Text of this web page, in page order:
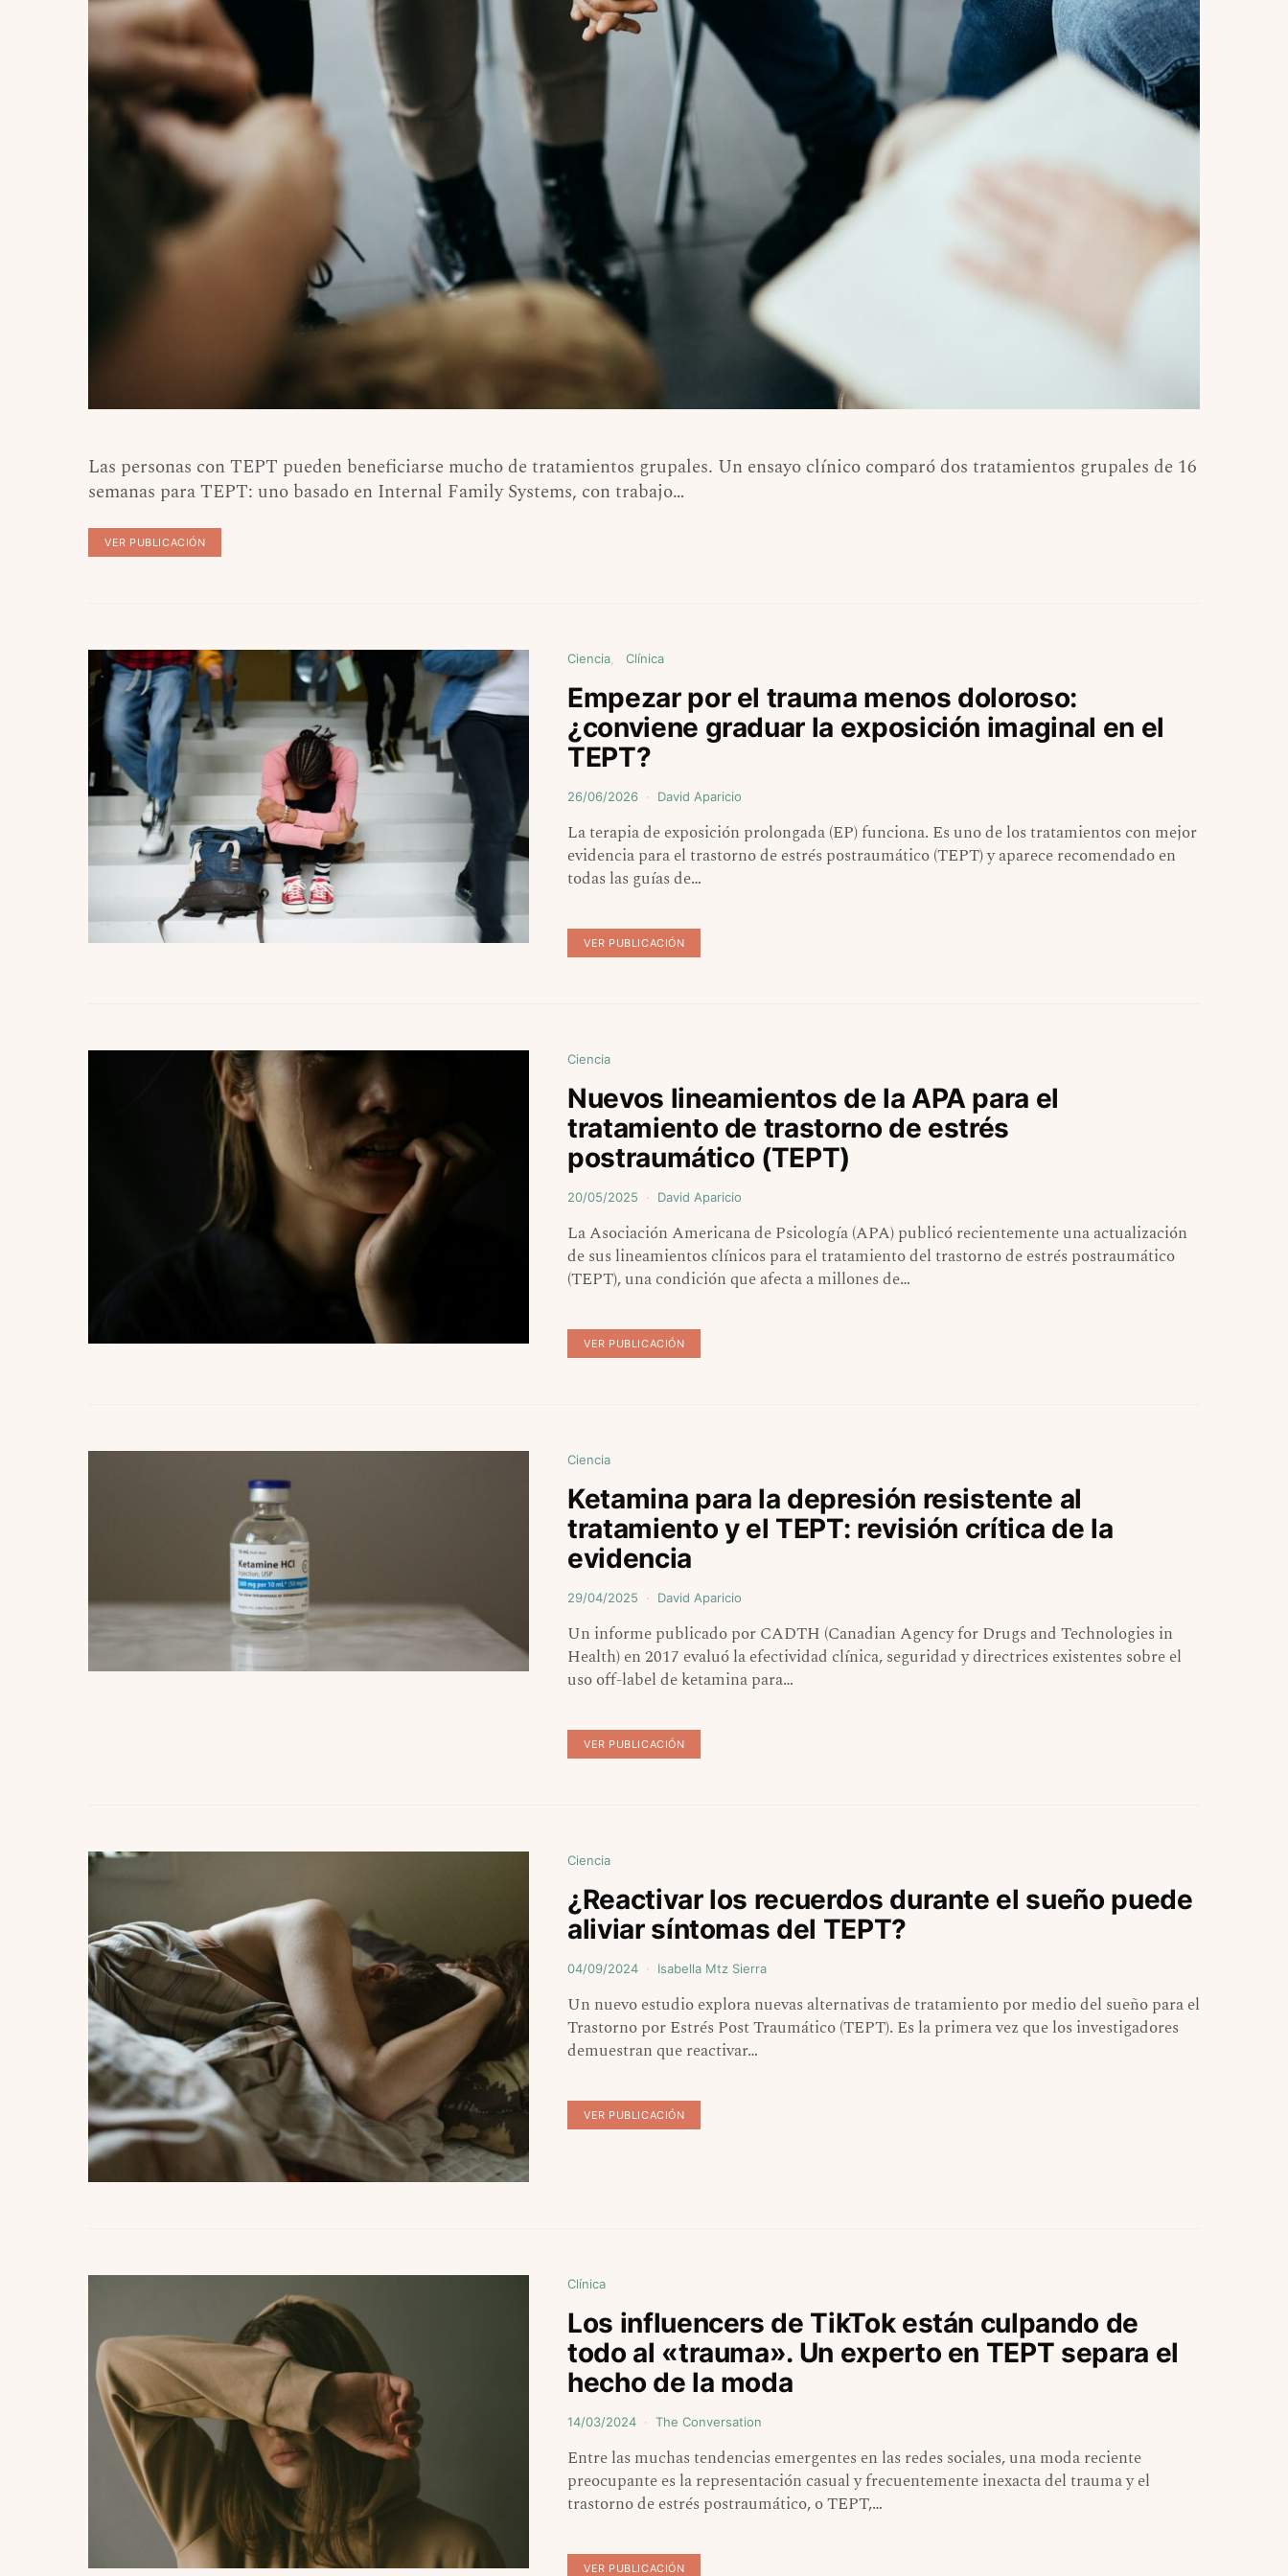
Las personas con TEPT pueden beneficiarse mucho de tratamientos grupales. Un ensayo clínico comparó dos tratamientos grupales de 16
semanas para TEPT: uno basado en Internal Family Systems, con trabajo…
VER PUBLICACIÓN
Ciencia Clínica
Empezar por el trauma menos doloroso:
¿conviene graduar la exposición imaginal en el
TEPT?
26/06/2026 David Aparicio
La terapia de exposición prolongada (EP) funciona. Es uno de los tratamientos con mejor
evidencia para el trastorno de estrés postraumático (TEPT) y aparece recomendado en
todas las guías de…
VER PUBLICACIÓN
Ciencia
Nuevos lineamientos de la APA para el
tratamiento de trastorno de estrés
postraumático (TEPT)
20/05/2025 David Aparicio
La Asociación Americana de Psicología (APA) publicó recientemente una actualización
de sus lineamientos clínicos para el tratamiento del trastorno de estrés postraumático
(TEPT), una condición que afecta a millones de…
VER PUBLICACIÓN
Ciencia
Ketamina para la depresión resistente al
tratamiento y el TEPT: revisión crítica de la
evidencia
29/04/2025 David Aparicio
Un informe publicado por CADTH (Canadian Agency for Drugs and Technologies in
Health) en 2017 evaluó la efectividad clínica, seguridad y directrices existentes sobre el
uso off-label de ketamina para…
VER PUBLICACIÓN
Ciencia
¿Reactivar los recuerdos durante el sueño puede
aliviar síntomas del TEPT?
04/09/2024 Isabella Mtz Sierra
Un nuevo estudio explora nuevas alternativas de tratamiento por medio del sueño para el
Trastorno por Estrés Post Traumático (TEPT). Es la primera vez que los investigadores
demuestran que reactivar…
VER PUBLICACIÓN
Clínica
Los influencers de TikTok están culpando de
todo al «trauma». Un experto en TEPT separa el
hecho de la moda
14/03/2024 The Conversation
Entre las muchas tendencias emergentes en las redes sociales, una moda reciente
preocupante es la representación casual y frecuentemente inexacta del trauma y el
trastorno de estrés postraumático, o TEPT,…
VER PUBLICACIÓN